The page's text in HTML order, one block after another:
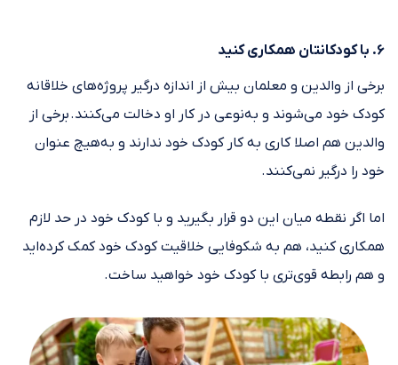
۶. با کودکانتان همکاری کنید
برخی از والدین و معلمان بیش از اندازه درگیر پروژه‌های خلاقانه
کودک خود می‌شوند و به‌نوعی در کار او دخالت می‌کنند. برخی از
والدین هم اصلا کاری به کار کودک خود ندارند و به‌هیچ عنوان
خود را درگیر نمی‌کنند.
اما اگر نقطه میان این دو قرار بگیرید و با کودک خود در حد لازم
همکاری کنید، هم به شکوفایی خلاقیت کودک خود کمک کرده‌اید
و هم رابطه قوی‌تری با کودک خود خواهید ساخت.